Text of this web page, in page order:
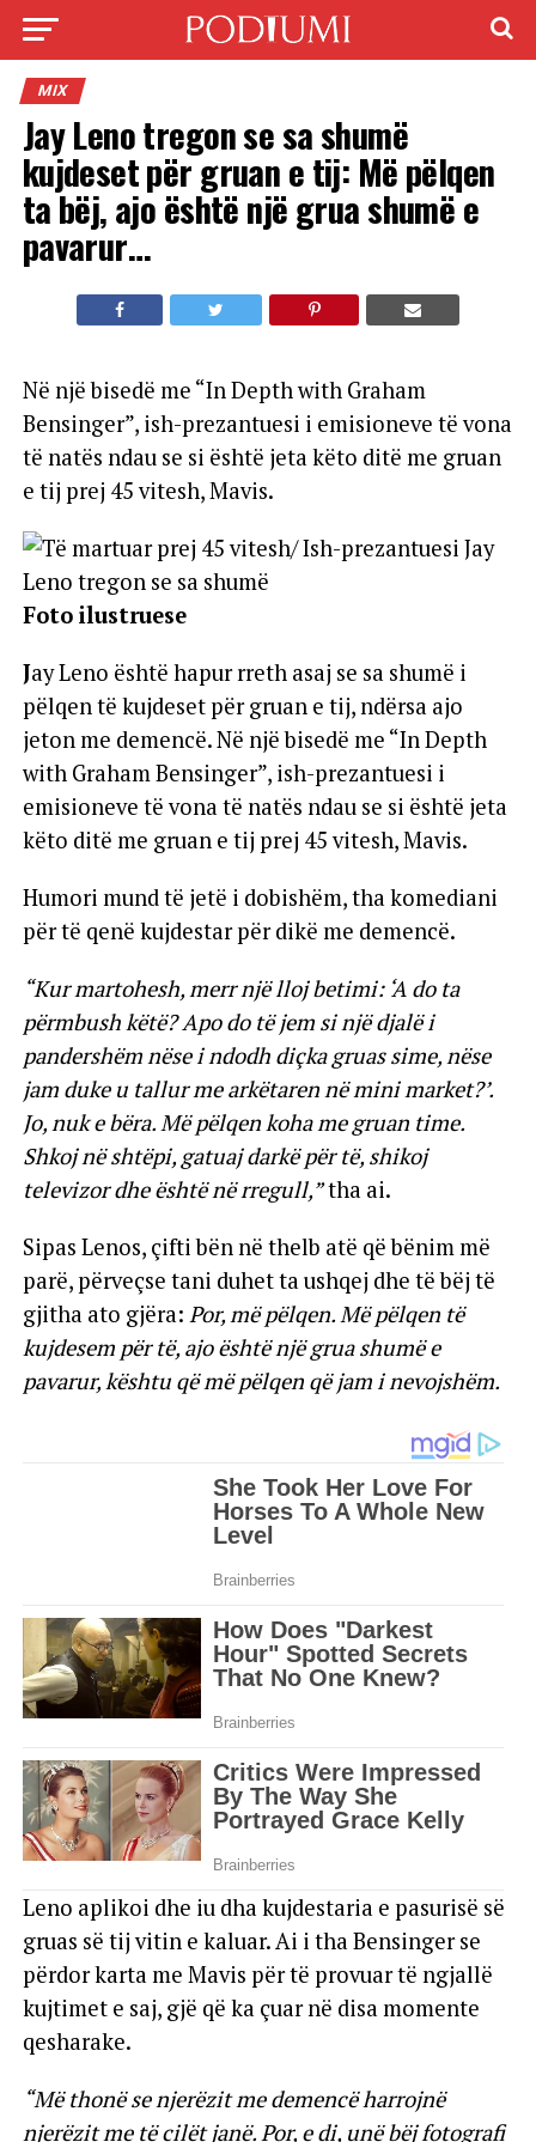
MIX
Jay Leno tregon se sa shumë
kujdeset për gruan e tij: Më pëlqen
ta bëj, ajo është një grua shumë e
pavarur…
Në një bisedë me “In Depth with Graham
Bensinger”, ish-prezantuesi i emisioneve të vona
të natës ndau se si është jeta këto ditë me gruan
e tij prej 45 vitesh, Mavis.
Foto ilustruese
Jay Leno është hapur rreth asaj se sa shumë i
pëlqen të kujdeset për gruan e tij, ndërsa ajo
jeton me demencë. Në një bisedë me “In Depth
with Graham Bensinger”, ish-prezantuesi i
emisioneve të vona të natës ndau se si është jeta
këto ditë me gruan e tij prej 45 vitesh, Mavis.
Humori mund të jetë i dobishëm, tha komediani
për të qenë kujdestar për dikë me demencë.
“Kur martohesh, merr një lloj betimi: ‘A do ta
përmbush këtë? Apo do të jem si një djalë i
pandershëm nëse i ndodh diçka gruas sime, nëse
jam duke u tallur me arkëtaren në mini market?’.
Jo, nuk e bëra. Më pëlqen koha me gruan time.
Shkoj në shtëpi, gatuaj darkë për të, shikoj
televizor dhe është në rregull,”tha ai.
Sipas Lenos, çifti bën në thelb atë që bënim më
parë, përveçse tani duhet ta ushqej dhe të bëj të
gjitha ato gjëra: Por, më pëlqen. Më pëlqen të
kujdesem për të, ajo është një grua shumë e
pavarur, kështu që më pëlqen që jam i nevojshëm.
Leno aplikoi dhe iu dha kujdestaria e pasurisë së
gruas së tij vitin e kaluar. Ai i tha Bensinger se
përdor karta me Mavis për të provuar të ngjallë
kujtimet e saj, gjë që ka çuar në disa momente
qesharake.
“Më thonë se njerëzit me demencë harrojnë
njerëzit me të cilët janë. Por, e di, unë bëj fotografi